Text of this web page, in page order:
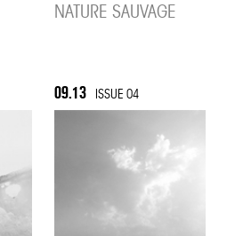
NATURE SAUVAGE
09.13 ISSUE 04